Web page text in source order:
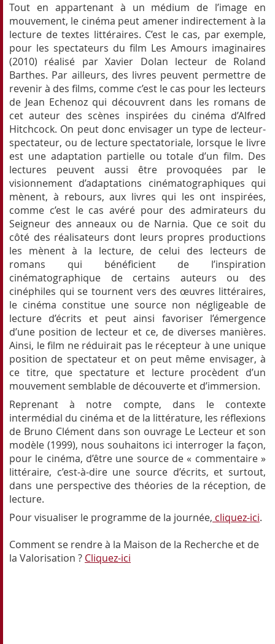
Tout en appartenant à un médium de l’image en
mouvement, le cinéma peut amener indirectement à la
lecture de textes littéraires. C’est le cas, par exemple,
pour les spectateurs du film Les Amours imaginaires
(2010) réalisé par Xavier Dolan lecteur de Roland
Barthes. Par ailleurs, des livres peuvent permettre de
revenir à des films, comme c’est le cas pour les lecteurs
de Jean Echenoz qui découvrent dans les romans de
cet auteur des scènes inspirées du cinéma d’Alfred
Hitchcock. On peut donc envisager un type de lecteur-
spectateur, ou de lecture spectatoriale, lorsque le livre
est une adaptation partielle ou totale d’un film. Des
lectures peuvent aussi être provoquées par le
visionnement d’adaptations cinématographiques qui
mènent, à rebours, aux livres qui les ont inspirées,
comme c’est le cas avéré pour des admirateurs du
Seigneur des anneaux ou de Narnia. Que ce soit du
côté des réalisateurs dont leurs propres productions
les mènent à la lecture, de celui des lecteurs de
romans qui bénéficient de l’inspiration
cinématographique de certains auteurs ou des
cinéphiles qui se tournent vers des œuvres littéraires,
le cinéma constitue une source non négligeable de
lecture d’écrits et peut ainsi favoriser l’émergence
d’une position de lecteur et ce, de diverses manières.
Ainsi, le film ne réduirait pas le récepteur à une unique
position de spectateur et on peut même envisager, à
ce titre, que spectature et lecture procèdent d’un
mouvement semblable de découverte et d’immersion.
Reprenant à notre compte, dans le contexte
intermédial du cinéma et de la littérature, les réflexions
de Bruno Clément dans son ouvrage Le Lecteur et son
modèle (1999), nous souhaitons ici interroger la façon,
pour le cinéma, d’être une source de « commentaire »
littéraire, c’est-à-dire une source d’écrits, et surtout,
dans une perspective des théories de la réception, de
lecture.
Pour visualiser le programme de la journée, cliquez-ici.
Comment se rendre à la Maison de la Recherche et de
la Valorisation ? Cliquez-ici